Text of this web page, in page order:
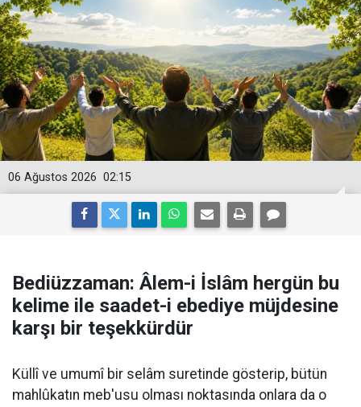
02:15
06 Ağustos 2026
Bediüzzaman: Âlem-i İslâm hergün bu
kelime ile saadet-i ebediye müjdesine
karşı bir teşekkürdür
Küllî ve umumî bir selâm suretinde gösterip, bütün
mahlûkatın meb'usu olması noktasında onlara da o